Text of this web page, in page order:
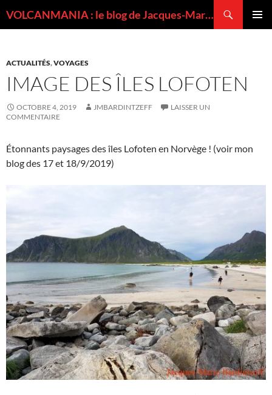
VOLCANMANIA : le blog de Jacques-Marie BARDINTZEFF, volcanologue
ACTUALITÉS,VOYAGES
IMAGE DES ÎLES LOFOTEN
OCTOBRE 4, 2019 JMBARDINTZEFF
LAISSER UN
COMMENTAIRE
Étonnants paysages des îles Lofoten en Norvège ! (voir mon
blog des 17 et 18/9/2019)